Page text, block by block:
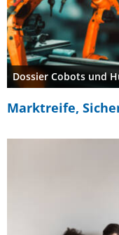
Dossier Cobots und
Marktreife,